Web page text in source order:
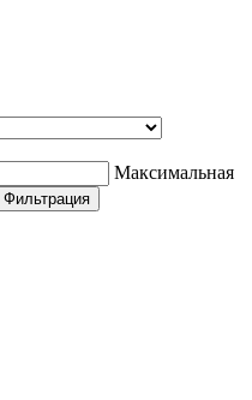
Максимальная
Фильтрация